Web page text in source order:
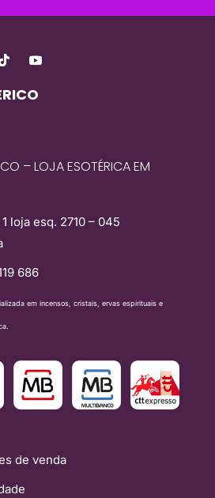
– LOJA ESOTÉRICA EM
loja esq. 2710 – 045
686
em incensos, cristais, ervas espirituais e
de venda